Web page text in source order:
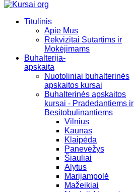
Titulinis
Apie Mus
Rekvizitai Sutartims ir
Mokėjimams
Buhalterija-
apskaita
Nuotoliniai buhalterinės
apskaitos kursai
Buhalterinės apskaitos
kursai - Pradedantiems ir
Besitobulinantiems
Vilnius
Kaunas
Klaipėda
Panevėžys
Šiauliai
Alytus
Marijampolė
Mažeikiai